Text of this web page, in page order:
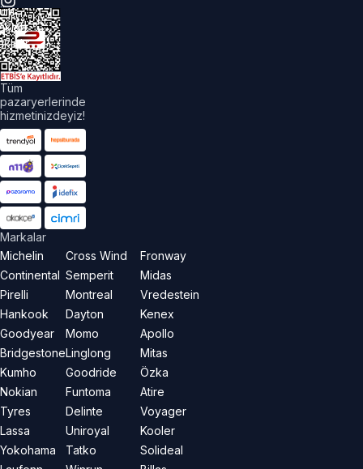
Tüm
pazaryerlerinde
hizmetinizdeyiz!
Markalar
Michelin
Continental
Pirelli
Hankook
Goodyear
Bridgestone
Kumho
Nokian
Tyres
Lassa
Yokohama
Cross Wind
Semperit
Montreal
Dayton
Momo
Linglong
Goodride
Funtoma
Delinte
Uniroyal
Tatko
Fronway
Midas
Vredestein
Kenex
Apollo
Mitas
Özka
Atire
Voyager
Kooler
Solideal